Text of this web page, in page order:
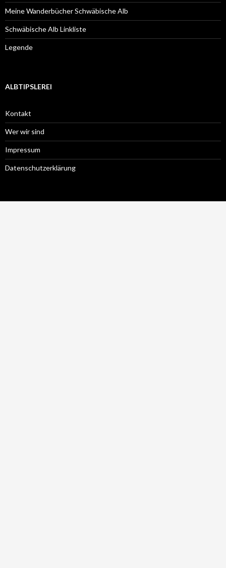
Meine Wanderbücher Schwäbische Alb
Schwäbische Alb Linkliste
Legende
ALBTIPSLEREI
Kontakt
Wer wir sind
Impressum
Datenschutzerklärung